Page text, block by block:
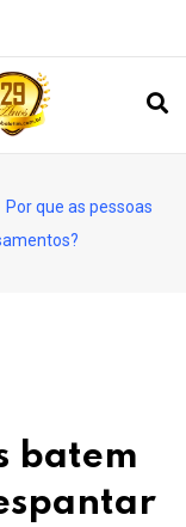
Por que as pessoas
batem